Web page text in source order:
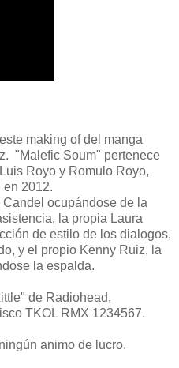
making of del manga
"Malefic Soum" pertenece
Royo y Romulo Royo,
en 2012.
ocupándose de la
la propia Laura
de estilo de los dialogos,
y el propio Kenny Ruiz, la
la espalda.
de Radiohead,
TKOL RMX 1234567.
animo de lucro.